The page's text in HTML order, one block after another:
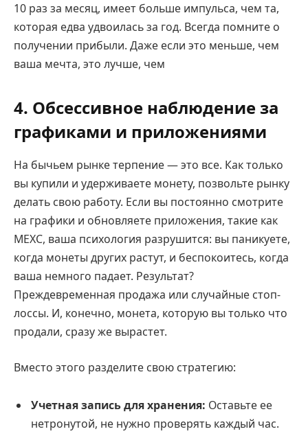
10 раз за месяц, имеет больше импульса, чем та,
которая едва удвоилась за год. Всегда помните о
получении прибыли. Даже если это меньше, чем
ваша мечта, это лучше, чем
4. Обсессивное наблюдение за
графиками и приложениями
На бычьем рынке терпение — это все. Как только
вы купили и удерживаете монету, позвольте рынку
делать свою работу. Если вы постоянно смотрите
на графики и обновляете приложения, такие как
MEXC, ваша психология разрушится: вы паникуете,
когда монеты других растут, и беспокоитесь, когда
ваша немного падает. Результат?
Преждевременная продажа или случайные стоп-
лоссы. И, конечно, монета, которую вы только что
продали, сразу же вырастет.
Вместо этого разделите свою стратегию:
Учетная запись для хранения: Оставьте ее
нетронутой, не нужно проверять каждый час.